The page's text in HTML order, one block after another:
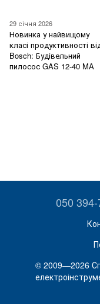
29 січня 2026
Новинка у найвищому
класі продуктивності
Bosch: Будівельний
пилосос GAS 12-40 MA
050
© 2009—2026